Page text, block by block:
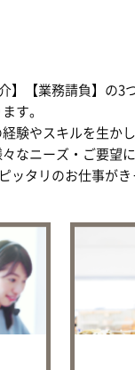
】【業務請負】の
す。
験やスキルを生か
なニーズ・ご要望
ッタリのお仕事がき